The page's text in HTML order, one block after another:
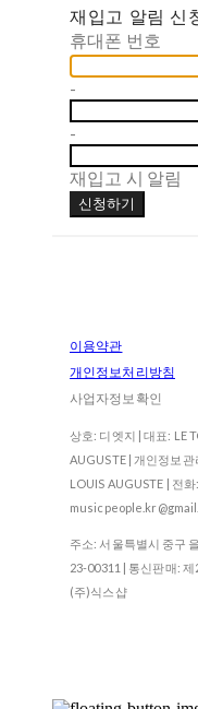
재입고 알림 신
휴대폰 번호
-
-
재입고 시 알림
신청하기
이용약관
개인정보처리방침
사업자정보확인
상호: 디엣지 | 대표: LE
AUGUSTE | 개인정보관
LOUIS AUGUSTE | 전
주소: 서울특별시 중구
23-00311 | 통신판매: 제
(주)식스샵